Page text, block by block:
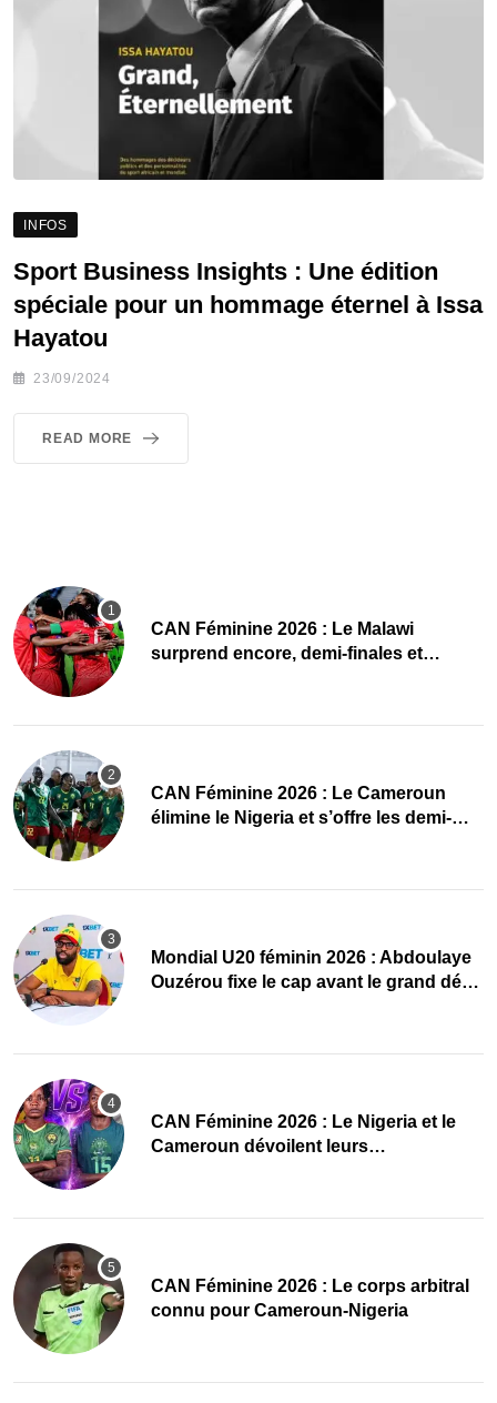
INFOS
Sport Business Insights : Une édition
spéciale pour un hommage éternel à Issa
Hayatou
23/09/2024
READ MORE
CAN Féminine 2026 : Le Malawi
surprend encore, demi-finales et
CAN Féminine 2026 : Le Cameroun
élimine le Nigeria et s’offre les demi-
Mondial U20 féminin 2026 : Abdoulaye
Ouzérou fixe le cap avant le grand défi
‎CAN Féminine 2026 : Le Nigeria et le
Cameroun dévoilent leurs
‎CAN Féminine 2026 : Le corps arbitral
connu pour Cameroun-Nigeria